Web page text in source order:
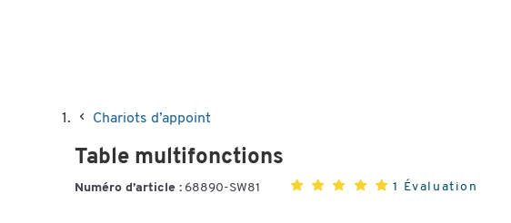
Chariots d’appoint
Table multifonctions
Numéro d’article : 68890-SW81 1 Évaluation